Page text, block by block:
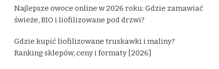
Najlepsze owoce online w 2026 roku: Gdzie zamawiać
świeże, BIO i liofilizowane pod drzwi?
Gdzie kupić liofilizowane truskawki i maliny?
Ranking sklepów, ceny i formaty [2026]